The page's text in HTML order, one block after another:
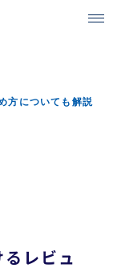
方についても解説
レビュ